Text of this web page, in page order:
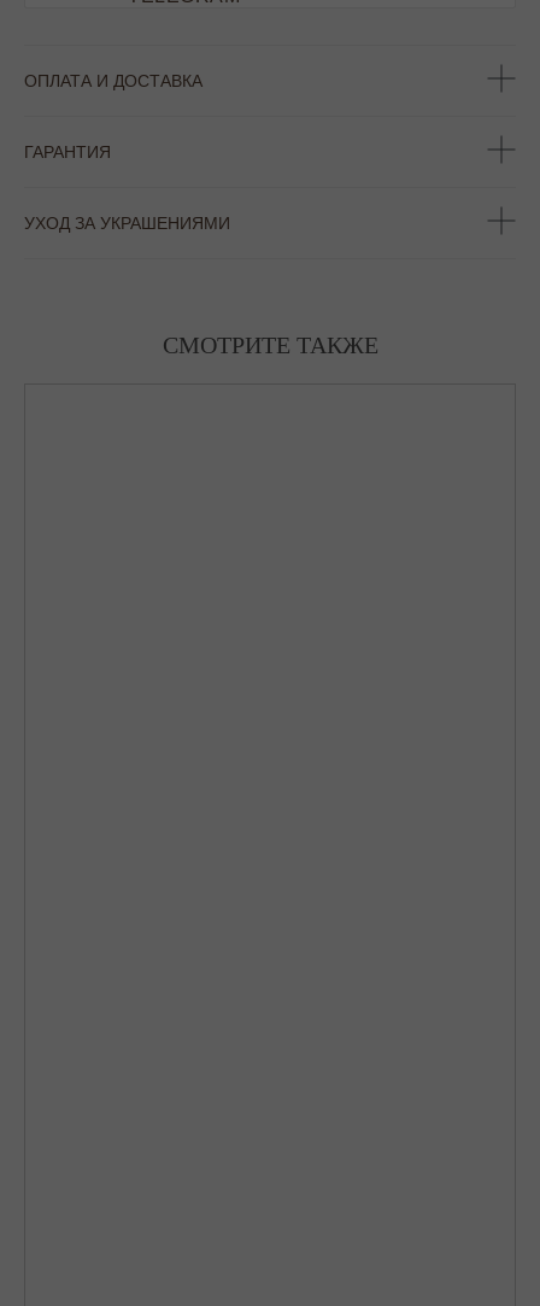
ОПЛАТА И ДОСТАВКА
ГАРАНТИЯ
УХОД ЗА УКРАШЕНИЯМИ
СМОТРИТЕ ТАКЖЕ